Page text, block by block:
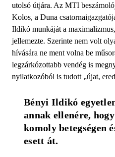
utolsó útjára. Az MTI
Kolos, a Duna
Ildikó munkáját a
jellemezte. Szerinte nem volt
hívására ne ment volna be
legzárkózottabb vendég is
nyilatkozóból is tudott „újat,
Bényi Ildikó
annak ellenére,
komoly betegségen
esett át.